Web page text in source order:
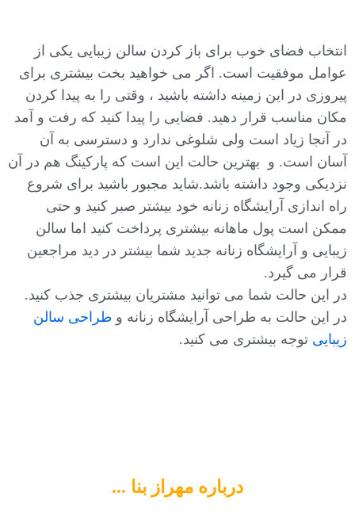
انتخاب فضای خوب برای باز کردن سالن زیبایی یکی از
عوامل موفقیت است. اگر می خواهید بخت بیشتری برای
پیروزی در این زمینه داشته باشید ، وقتی را به پیدا کردن
مکان مناسب قرار دهید. فضایی را پیدا کنید که رفت و آمد
در آنجا زیاد است ولی شلوغی ندارد و دسترسی به آن
آسان است. و بهترین حالت این است که پارکینگ هم در آن
نزدیکی وجود داشته باشد.شاید مجبور باشید برای شروع
راه اندازی آرایشگاه زنانه خود بیشتر صبر کنید و حتی
ممکن است پول ماهانه بیشتری پرداخت کنید اما سالن
زیبایی و آرایشگاه زنانه جدید شما بیشتر در دید مراجعین
قرار می گیرد.
در این حالت شما می توانید مشتریان بیشتری جذب کنید.
در این حالت به طراحی آرایشگاه زنانه و طراحی سالن
زیبایی توجه بیشتری می کنید.
درباره مهراز بنا ...